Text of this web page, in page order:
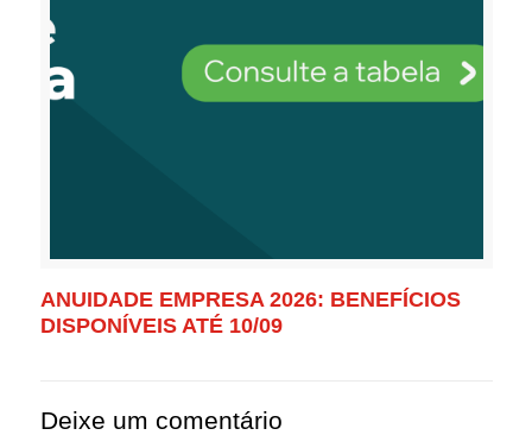
ANUIDADE EMPRESA 2026: BENEFÍCIOS
DISPONÍVEIS ATÉ 10/09
Deixe um comentário